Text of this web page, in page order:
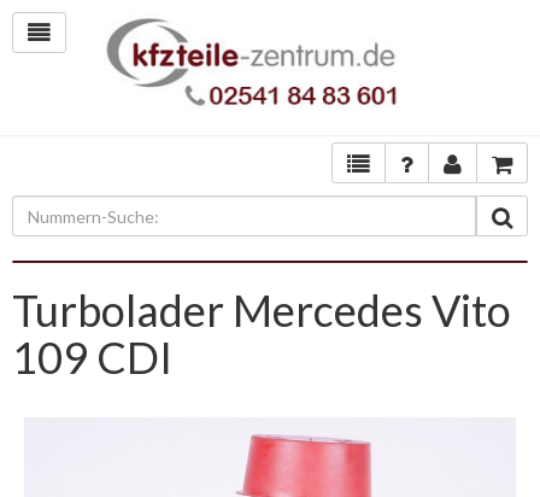
Turbolader Mercedes Vito
109 CDI